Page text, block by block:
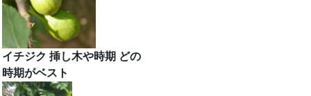
イチジク 挿し木や時期 どの
時期がベスト